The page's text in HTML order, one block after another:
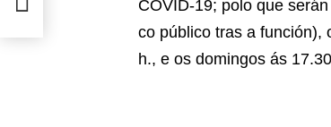
COVID-19; polo que
co público tras a función),
h., e os domingos ás